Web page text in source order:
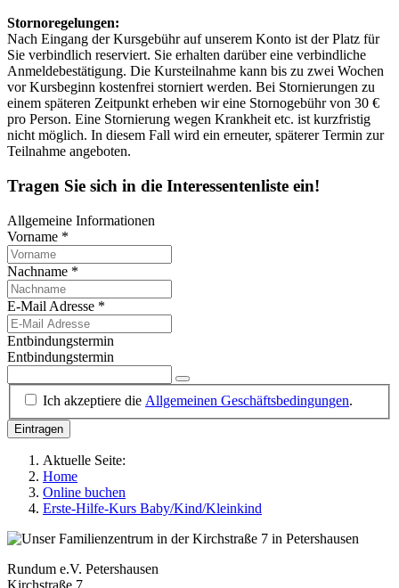
Stornoregelungen:
Nach Eingang der Kursgebühr auf unserem Konto ist der Platz für
Sie verbindlich reserviert. Sie erhalten darüber eine verbindliche
Anmeldebestätigung. Die Kursteilnahme kann bis zu zwei Wochen
vor Kursbeginn kostenfrei storniert werden. Bei Stornierungen zu
einem späteren Zeitpunkt erheben wir eine Stornogebühr von 30 €
pro Person. Eine Stornierung wegen Krankheit etc. ist kurzfristig
nicht möglich. In diesem Fall wird ein erneuter, späterer Termin zur
Teilnahme angeboten.
Tragen Sie sich in die Interessentenliste ein!
Allgemeine Informationen
Vorname *
Nachname *
E-Mail Adresse *
Entbindungstermin
Entbindungstermin
Ich akzeptiere die Allgemeinen Geschäftsbedingungen.
Eintragen
Aktuelle Seite:
Home
Online buchen
Erste-Hilfe-Kurs Baby/Kind/Kleinkind
Rundum e.V. Petershausen
Kirchstraße 7